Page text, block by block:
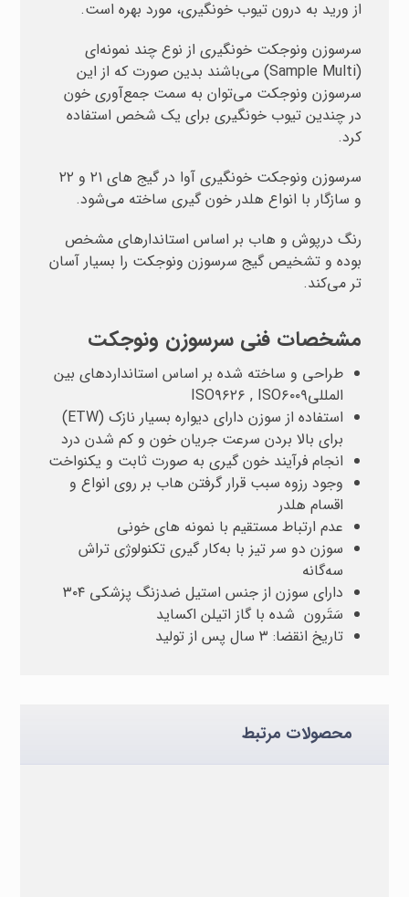
از ورید به درون تیوب خونگیری، مورد بهره است.
سرسوزن‌ ونوجکت خونگیری از نوع چند نمونه‌ای
(
Multi
Sample) می‌باشند بدین صورت که از این
سرسوزن ونوجکت می‌توان به سمت جمع‌آوری خون
در چندين تیوب خونگیری برای یک شخص استفاده
کرد.
سرسوزن ونوجکت خونگیری آوا در گیج های ۲۱ و ۲۲
و سازگار با انواع هلدر خون گیری ساخته میشود.
رنگ درپوش و هاب بر اساس استاندارهای مشخص
بوده و تشخیص گیج سرسوزن ونوجکت را بسیار آسان
تر میکند.
مشخصات فنی سرسوزن ونوجکت
طراحی و ساخته شده بر اساس استانداردهای بین
المللیISO۹۶۲۶ , ISO۶۰۰۹
استفاده از سوزن دارای دیواره بسیار نازک (ETW
)
برای بالا بردن سرعت جریان خون و کم شدن درد
انجام فرآیند خون گیری به صورت ثابت و یکنواخت
وجود رزوه سبب قرار گرفتن هاب بر روی انواع و
اقسام هلدر
عدم ارتباط مستقیم با نمونه های خونی
سوزن دو سر تیز با بهکار گیری تکنولوژی تراش
سهگانه
دارای سوزن از جنس استیل ضدزنگ پزشکی ۳۰۴
سَتَرون شده با گاز اتیلن اکساید
تاریخ انقضا: ۳ سال پس از تولید
محصولات مرتبط